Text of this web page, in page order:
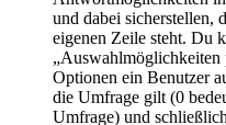
und dabei sicherstellen,
eigenen Zeile steht. Du
„Auswahlmöglichkeiten
Optionen ein Benutzer
die Umfrage gilt (0
Umfrage) und